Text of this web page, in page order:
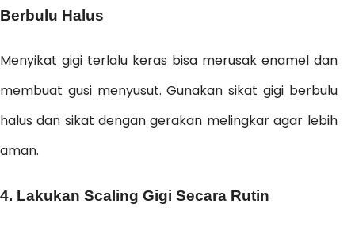
Berbulu Halus
Menyikat gigi terlalu keras bisa merusak enamel dan
membuat gusi menyusut. Gunakan sikat gigi berbulu
halus dan sikat dengan gerakan melingkar agar lebih
aman.
4. Lakukan Scaling Gigi Secara Rutin